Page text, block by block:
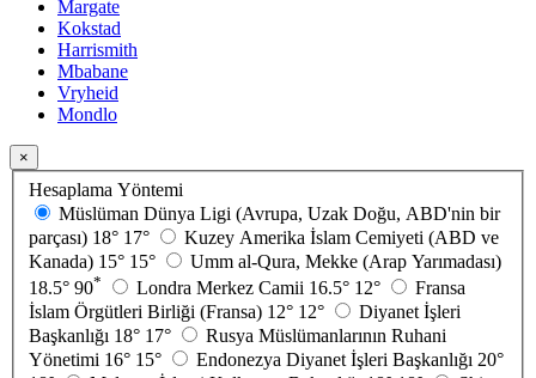
Margate
Kokstad
Harrismith
Mbabane
Vryheid
Mondlo
×
Hesaplama Yöntemi
Müslüman Dünya Ligi (Avrupa, Uzak Doğu, ABD'nin bir
parçası) 18° 17°
Kuzey Amerika İslam Cemiyeti (ABD ve
Kanada) 15° 15°
Umm al-Qura, Mekke (Arap Yarımadası)
18.5° 90* Londra Merkez Camii 16.5° 12°
Fransa
İslam Örgütleri Birliği (Fransa) 12° 12°
Diyanet İşleri
Başkanlığı 18° 17°
Rusya Müslümanlarının Ruhani
Yönetimi 16° 15° Endonezya Diyanet İşleri Başkanlığı 20°